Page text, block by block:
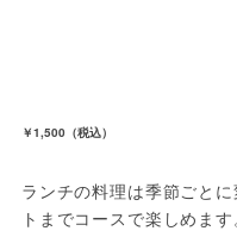
￥1,500（税込）
ランチの料理は季節ごと
トまでコースで楽しめま